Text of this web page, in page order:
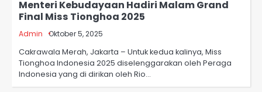
Menteri Kebudayaan Hadiri Malam Grand
Final Miss Tionghoa 2025
Admin Oktober 5, 2025
Cakrawala Merah, Jakarta – Untuk kedua kalinya, Miss
Tionghoa Indonesia 2025 diselenggarakan oleh Peraga
Indonesia yang di dirikan oleh Rio…